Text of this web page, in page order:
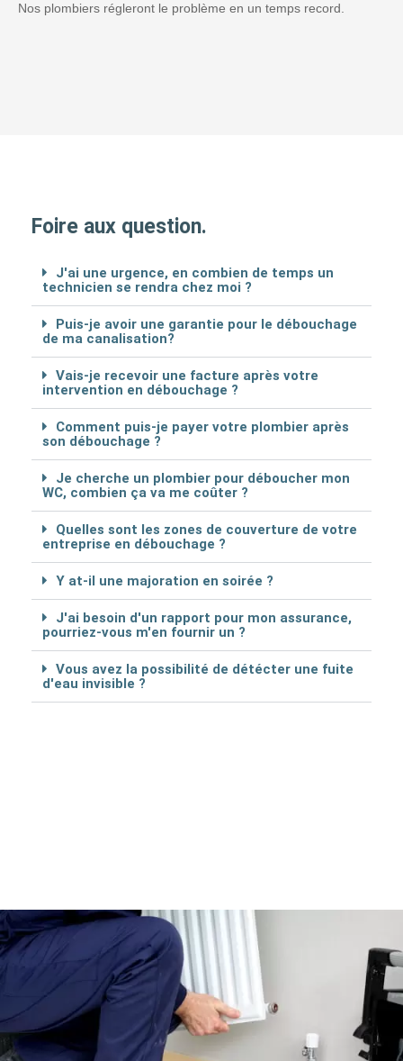
Nos plombiers régleront le problème en un temps record.
Foire aux question.
J'ai une urgence, en combien de temps un
technicien se rendra chez moi ?
Puis-je avoir une garantie pour le débouchage
de ma canalisation?
Vais-je recevoir une facture après votre
intervention en débouchage ?
Comment puis-je payer votre plombier après
son débouchage ?
Je cherche un plombier pour déboucher mon
WC, combien ça va me coûter ?
Quelles sont les zones de couverture de votre
entreprise en débouchage ?
Y at-il une majoration en soirée ?
J'ai besoin d'un rapport pour mon assurance,
pourriez-vous m'en fournir un ?
Vous avez la possibilité de détécter une fuite
d'eau invisible ?